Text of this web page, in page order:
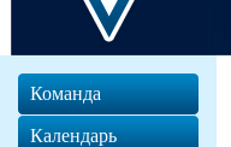
Команда
Календарь